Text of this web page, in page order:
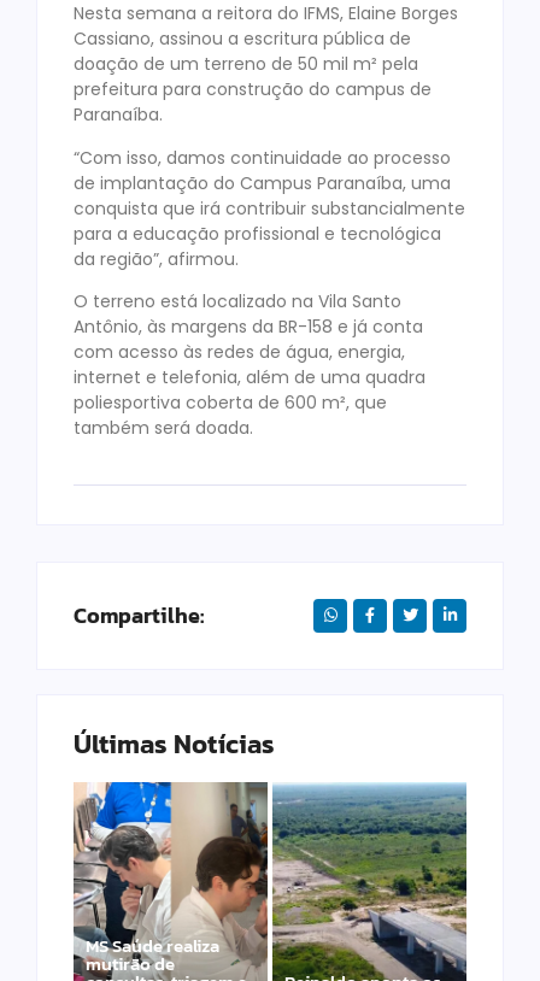
Nesta semana a reitora do IFMS, Elaine Borges
Cassiano, assinou a escritura pública de
doação de um terreno de 50 mil m² pela
prefeitura para construção do campus de
Paranaíba.
“Com isso, damos continuidade ao processo
de implantação do Campus Paranaíba, uma
conquista que irá contribuir substancialmente
para a educação profissional e tecnológica
da região”, afirmou.
O terreno está localizado na Vila Santo
Antônio, às margens da BR-158 e já conta
com acesso às redes de água, energia,
internet e telefonia, além de uma quadra
poliesportiva coberta de 600 m², que
também será doada.
Compartilhe:
Últimas Notícias
MS Saúde realiza
mutirão de